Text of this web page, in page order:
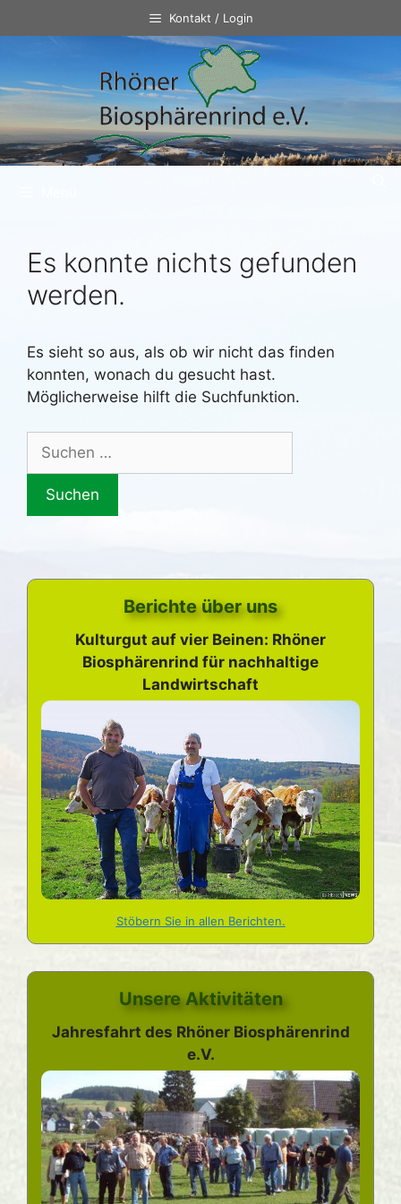
Inhalt
Kontakt / Login
Es konnte nichts gefunden
werden.
Es sieht so aus, als ob wir nicht das finden
konnten, wonach du gesucht hast.
Möglicherweise hilft die Suchfunktion.
nach:
Berichte über uns
Kulturgut auf vier Beinen: Rhöner
Biosphärenrind für nachhaltige
Landwirtschaft
Stöbern Sie in allen Berichten.
Unsere Aktivitäten
Jahresfahrt des Rhöner Biosphärenrind
e.V.